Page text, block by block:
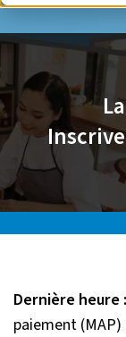
Dernière heure :
paiement